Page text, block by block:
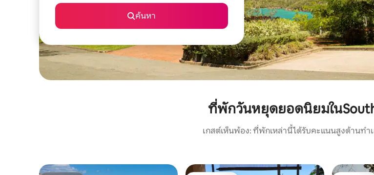
ค้นหา
ที่พักวันหยุดยอดนิยมใน
เกสต์เห็นพ้อง: ที่พักเหล่านี้ได้รับคะแนนสูงด้านทำ